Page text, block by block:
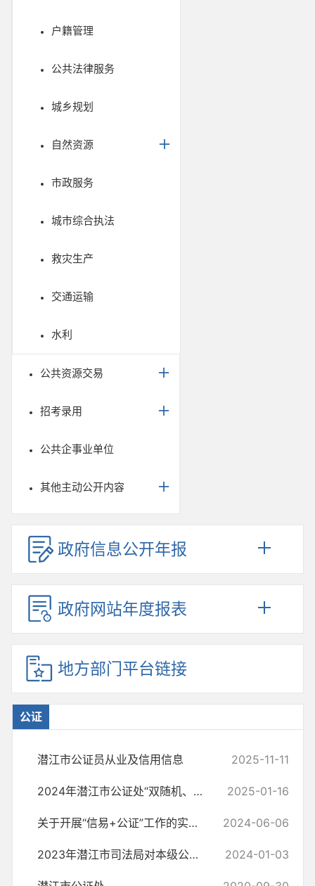
户籍管理
公共法律服务
城乡规划
自然资源
市政服务
城市综合执法
救灾生产
交通运输
水利
公共资源交易
招考录用
公共企事业单位
其他主动公开内容
政府信息公开年报
政府网站年度报表
地方部门平台链接
公证
潜江市公证员从业及信用信息 2025-11-11
2024年潜江市公证处“双随机、一公开” 检查结果公示 2025-01-16
关于开展“信易+公证”工作的实施方案 2024-06-06
2023年潜江市司法局对本级公证机构和鉴定机构“双随机、一公开”检查结... 2024-01-03